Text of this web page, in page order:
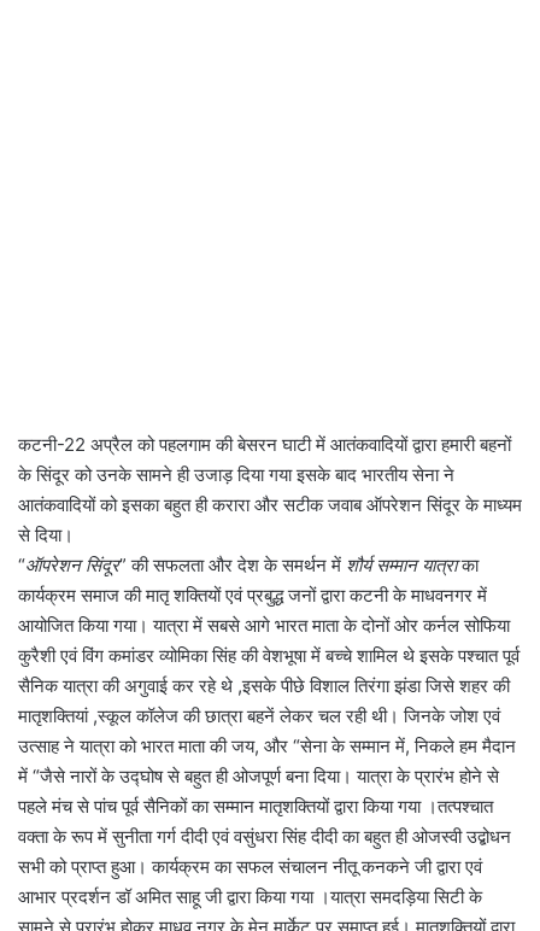
कटनी-22 अप्रैल को पहलगाम की बेसरन घाटी में आतंकवादियों द्वारा हमारी बहनों
के सिंदूर को उनके सामने ही उजाड़ दिया गया इसके बाद भारतीय सेना ने
आतंकवादियों को इसका बहुत ही करारा और सटीक जवाब ऑपरेशन सिंदूर के माध्यम
से दिया।
“ऑपरेशन सिंदूर” की सफलता और देश के समर्थन में शौर्य सम्मान यात्राका
कार्यक्रम समाज की मातृ शक्तियों एवं प्रबुद्ध जनों द्वारा कटनी के माधवनगर में
आयोजित किया गया। यात्रा में सबसे आगे भारत माता के दोनों ओर कर्नल सोफिया
कुरैशी एवं विंग कमांडर व्योमिका सिंह की वेशभूषा में बच्चे शामिल थे इसके पश्चात पूर्व
सैनिक यात्रा की अगुवाई कर रहे थे ,इसके पीछे विशाल तिरंगा झंडा जिसे शहर की
मातृशक्तियां ,स्कूल कॉलेज की छात्रा बहनें लेकर चल रही थी। जिनके जोश एवं
उत्साह ने यात्रा को भारत माता की जय, और “सेना के सम्मान में, निकले हम मैदान
में “जैसे नारों के उद्घोष से बहुत ही ओजपूर्ण बना दिया। यात्रा के प्रारंभ होने से
पहले मंच से पांच पूर्व सैनिकों का सम्मान मातृशक्तियों द्वारा किया गया ।तत्पश्चात
वक्ता के रूप में सुनीता गर्ग दीदी एवं वसुंधरा सिंह दीदी का बहुत ही ओजस्वी उद्बोधन
सभी को प्राप्त हुआ। कार्यक्रम का सफल संचालन नीतू कनकने जी द्वारा एवं
आभार प्रदर्शन डॉ अमित साहू जी द्वारा किया गया ।यात्रा समदड़िया सिटी के